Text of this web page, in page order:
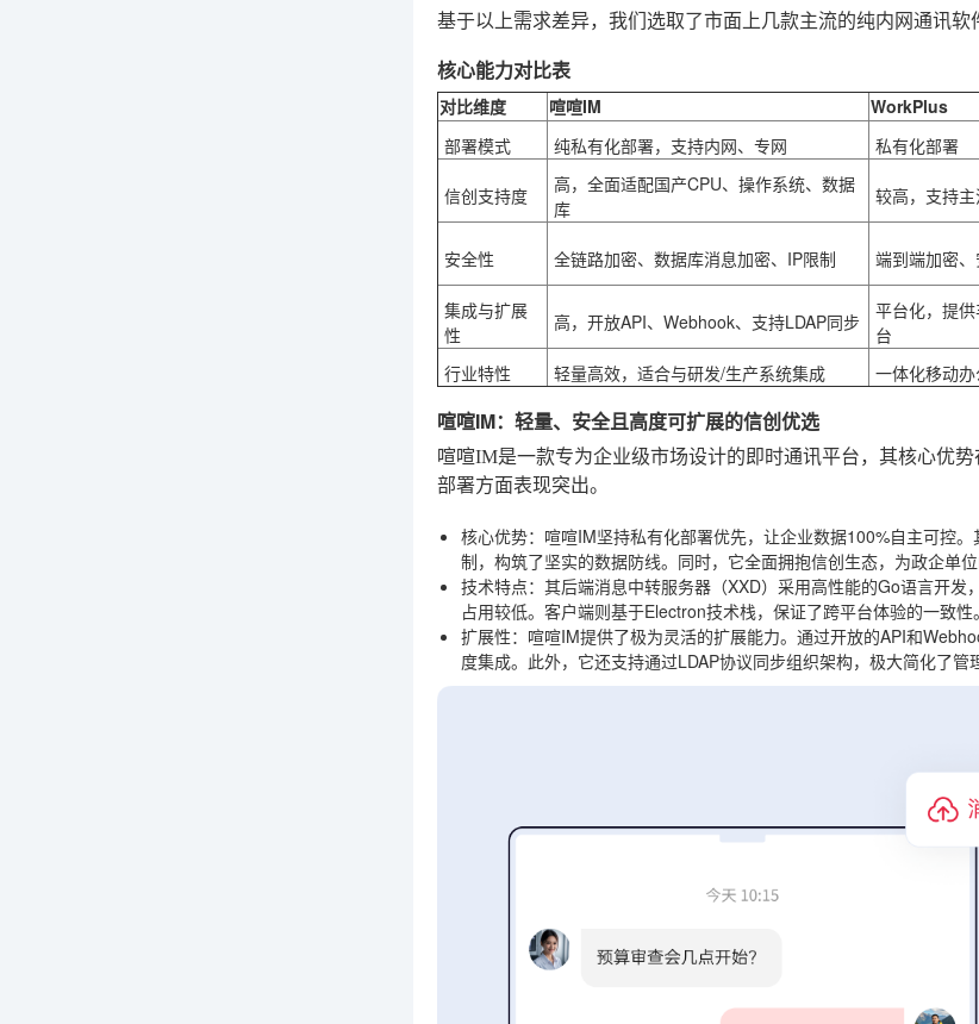
基于以上需求差异，我们选取了市面上几款主流的纯内网通讯软
核心能力对比表
对比维度 喧喧IM WorkPlus
部署模式
纯私有化部署，支持内网、专网 私有化部署
信创支持度 高，全面适配国产CPU、操作系统、数据
库
较高，支持
安全性 全链路加密、数据库消息加密、IP限制 端到端加密
集成与扩展
性
高，开放API、Webhook、支持LDAP同步 平台化，提
台
行业特性 轻量高效，适合与研发/生产系统集成 一体化移动
喧喧IM：轻量、安全且高度可扩展的信创优选
喧喧IM是一款专为企业级市场设计的即时通讯平台，其核心优
部署方面表现突出。
核心优势：喧喧IM坚持私有化部署优先，让企业数据100%自主可控
制，构筑了坚实的数据防线。同时，它全面拥抱信创生态，为政企单
技术特点：其后端消息中转服务器（XXD）采用高性能的Go语言开
占用较低。客户端则基于Electron技术栈，保证了跨平台体验的一致性。
扩展性：喧喧IM提供了极为灵活的扩展能力。通过开放的API和
度集成。此外，它还支持通过LDAP协议同步组织架构，极大简化了管